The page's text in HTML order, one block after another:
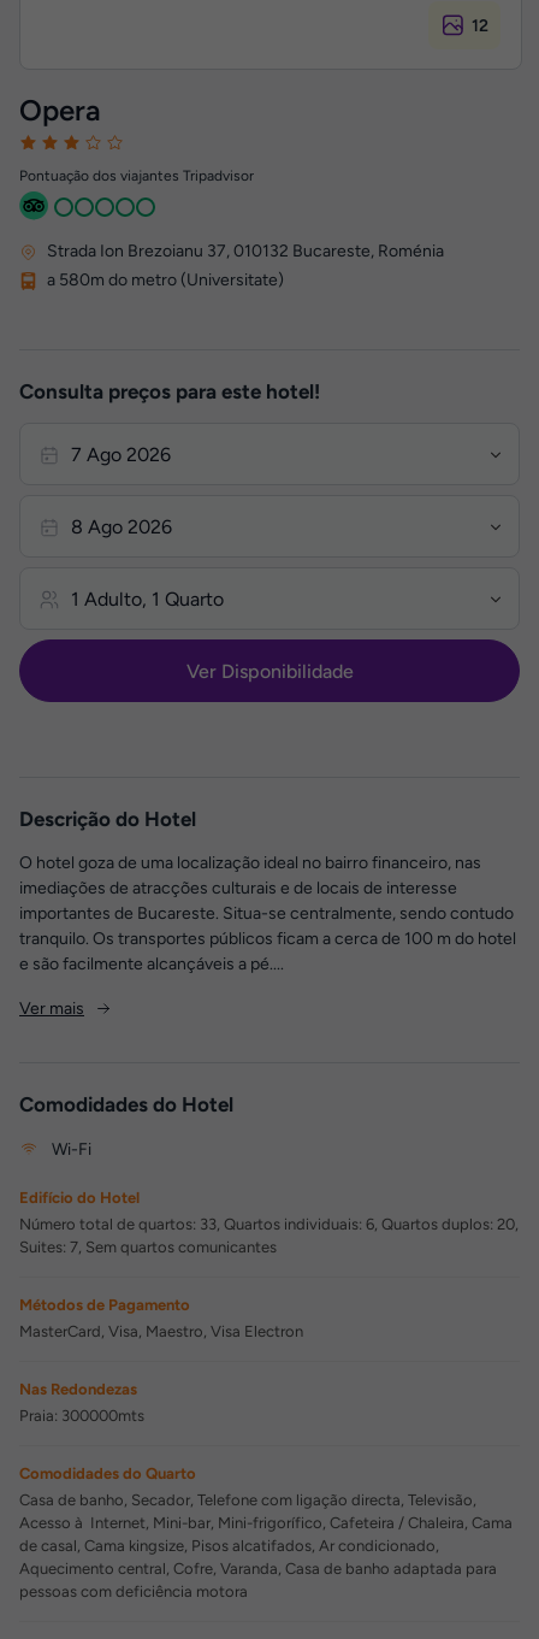
12
Opera
Pontuação dos viajantes Tripadvisor
Strada Ion Brezoianu 37,010132 Bucareste, Roménia
a 580m do metro (Universitate)
Consulta preços para este hotel!
Ver Disponibilidade
Descrição do Hotel
O hotel goza de uma localização ideal no bairro financeiro, nas
imediações de atracções culturais e de locais de interesse
importantes de Bucareste. Situa-se centralmente, sendo contudo
tranquilo. Os transportes públicos ficam a cerca de 100 m do hotel
e são facilmente alcançáveis a pé....
Ver mais
Comodidades do Hotel
Wi-Fi
Edifício do Hotel
Número total de quartos: 33, Quartos individuais: 6, Quartos duplos: 20,
Suites: 7, Sem quartos comunicantes
Métodos de Pagamento
MasterCard, Visa, Maestro, Visa Electron
Nas Redondezas
Praia: 300000mts
Comodidades do Quarto
Casa de banho, Secador, Telefone com ligação directa, Televisão,
Acesso à Internet, Mini-bar, Mini-frigorífico, Cafeteira / Chaleira, Cama
de casal, Cama kingsize, Pisos alcatifados, Ar condicionado,
Aquecimento central, Cofre, Varanda, Casa de banho adaptada para
pessoas com deficiência motora